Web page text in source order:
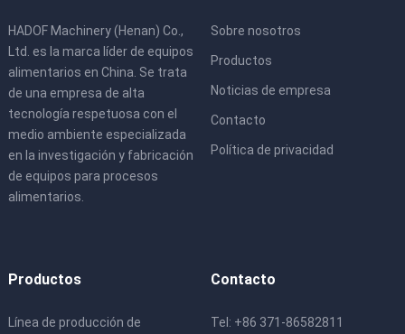
HADOF Machinery (Henan) Co.,
Ltd. es la marca líder de equipos
alimentarios en China. Se trata
de una empresa de alta
tecnología respetuosa con el
medio ambiente especializada
en la investigación y fabricación
de equipos para procesos
alimentarios.
Sobre nosotros
Productos
Noticias de empresa
Contacto
Política de privacidad
Productos
Línea de producción de
Contacto
Tel: +86 371-86582811